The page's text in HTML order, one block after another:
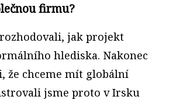
firmu?
jak projekt
hlediska. Nakonec
že chceme mít globální
jsme proto v Irsku